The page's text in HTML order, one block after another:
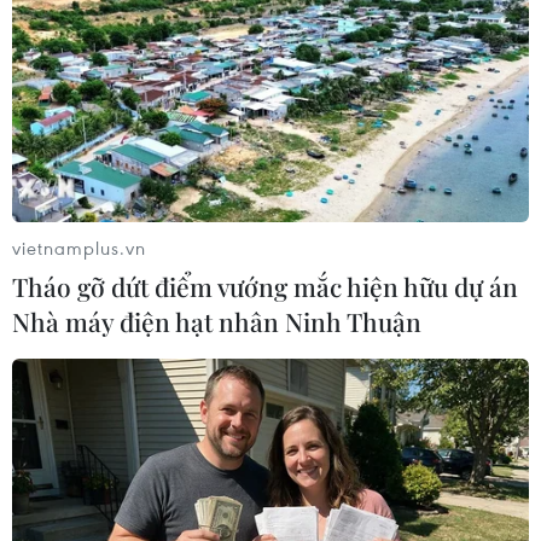
vi phạm đạo luật của EU
12/12/2020 09:36
Các tập đoàn công nghệ lớn có thể bị phạt đến 6%
doanh thu nếu họ không có những biện pháp mạnh mẽ
hơn để giải quyết các nội dung bất hợp pháp và công
bố lợi nhuận từ quảng cáo.
vietnamplus.vn
Tháo gỡ dứt điểm vướng mắc hiện hữu dự án
Nhà máy điện hạt nhân Ninh Thuận